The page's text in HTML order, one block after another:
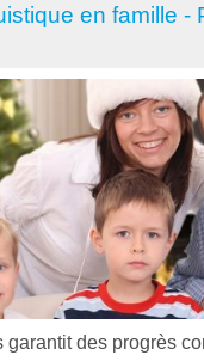
en famille -
garantit des progrès